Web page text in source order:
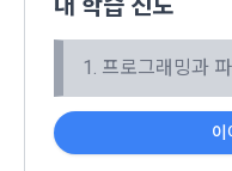
제 8 조 (회원 정보 노출)
1. “회사”는 “인재회원”이
정보는 별도의 가공이나
에게 제공한다.
2. "회사"는 "인재회원"이
법령 및 데이콘 이용약관
치, 부정 이용 행위를 포
관 개정 등의 고지사항 전
리 등 이용자 보호 및 서
내 학습 진도
1. 프로그래밍과
이